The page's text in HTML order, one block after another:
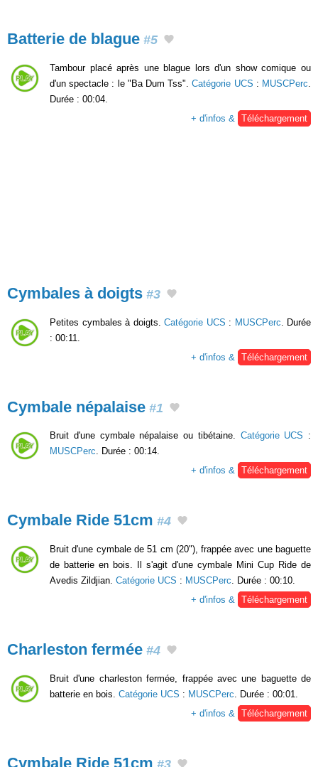
Batterie de blague #5
Tambour placé après une blague lors d'un show comique ou
d'un spectacle : le "Ba Dum Tss".Catégorie UCS : MUSCPerc.
Durée : 00:04.
+ d'infos & Téléchargement
Cymbales à doigts #3
Petites cymbales à doigts. Catégorie UCS : MUSCPerc . Durée
: 00:11.
+ d'infos &
Téléchargement
Cymbale népalaise #1
Bruit d'une cymbale népalaise ou tibétaine. Catégorie UCS :
MUSCPerc. Durée : 00:14.
+ d'infos & Téléchargement
Cymbale Ride 51cm #4
Bruit d'une cymbale de 51 cm (20"), frappée avec une baguette
de batterie en bois. Il s'agit d'une cymbale Mini Cup Ride de
Avedis Zildjian. Catégorie UCS : MUSCPerc. Durée : 00:10.
+ d'infos & Téléchargement
Charleston fermée #4
Bruit d'une charleston fermée, frappée avec une baguette de
batterie en bois. Catégorie UCS : MUSCPerc . Durée : 00:01.
+ d'infos &
Téléchargement
Cymbale Ride 51cm #3